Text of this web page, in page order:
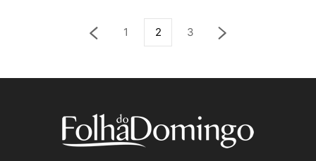
1 2 3